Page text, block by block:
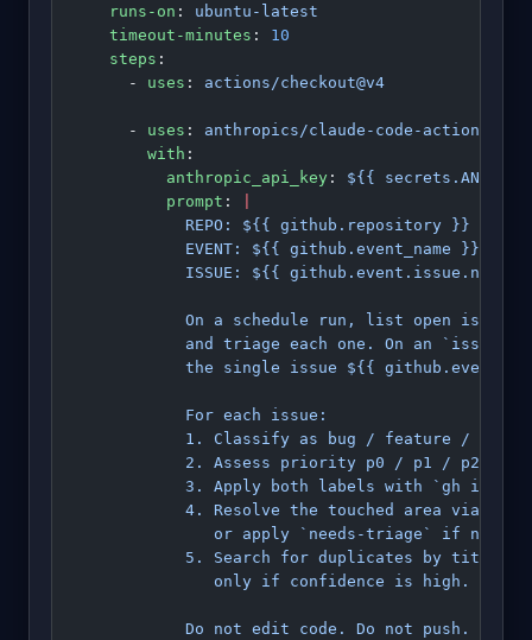
    runs-on
: ubuntu-latest
    timeout-minutes
: 10
    steps
:
      -
uses : actions/checkout@v4
      -
uses : anthropics/claude-code-action@v1
        with
:
          anthropic_api_key
: ${{
          prompt
:
            REPO: ${{ github.repository }}
            EVENT: ${{ github.event_name }}
ISSUE: ${{ github.event.issue.number
On a schedule run, list open issues
and triage each one. On an
the single issue ${{
            For each issue:
1. Classify as bug / feature / docs
2. Assess priority p0 / p1 / p2 /
3. Apply both labels with `gh issue
4. Resolve the touched area via
or apply `needs-triage` if no
5. Search for duplicates by title
               only if confidence is high.
Do not edit code. Do not push. Only